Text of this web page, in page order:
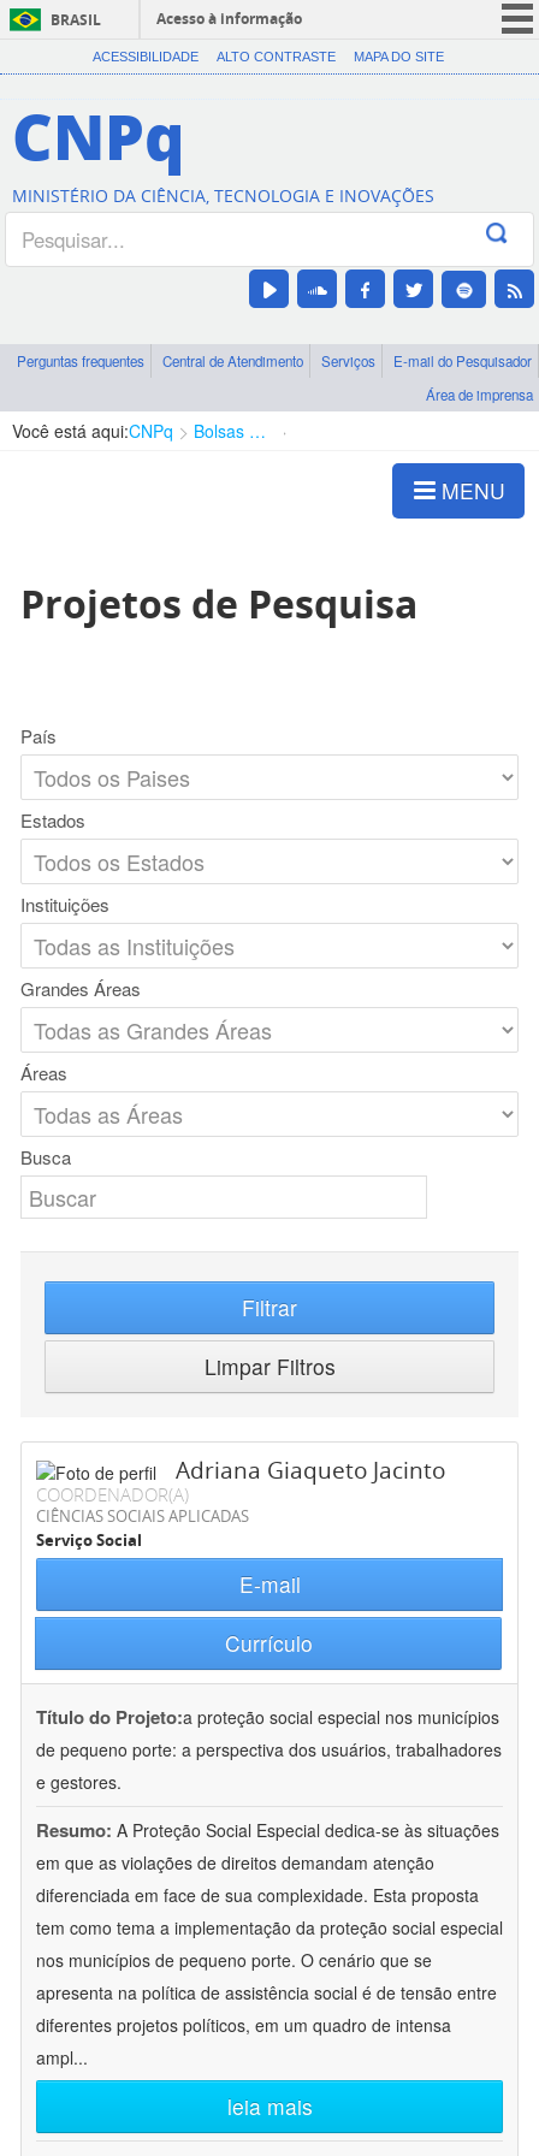
BRASIL
Acesso à informação
CORONAVÍRUS (COVID-19)
Canais
ACESSIBILIDADE ALTO CONTRASTE MAPA DO SITE
CNPq
MINISTÉRIO DA CIÊNCIA, TECNOLOGIA E INOVAÇÕES
Perguntas frequentes Central de Atendimento Serviços
E-mail do Pesquisador
Área de imprensa
Você está aqui:CNPq Bolsas e Auxílios Vigentes
MENU
Projetos de Pesquisa
País
Estados
Instituições
Grandes Áreas
Áreas
Busca
Filtrar
Limpar Filtros
Adriana Giaqueto Jacinto
COORDENADOR(A)
CIÊNCIAS SOCIAIS APLICADAS
Serviço Social
E-mail
Currículo
Título do Projeto:a proteção social especial nos municípios
de pequeno porte: a perspectiva dos usuários, trabalhadores
e gestores.
Resumo: A Proteção Social Especial dedica-se às situações
em que as violações de direitos demandam atenção
diferenciada em face de sua complexidade. Esta proposta
tem como tema a implementação da proteção social especial
nos municípios de pequeno porte. O cenário que se
apresenta na política de assistência social é de tensão entre
diferentes projetos políticos, em um quadro de intensa
ampl...
leia mais